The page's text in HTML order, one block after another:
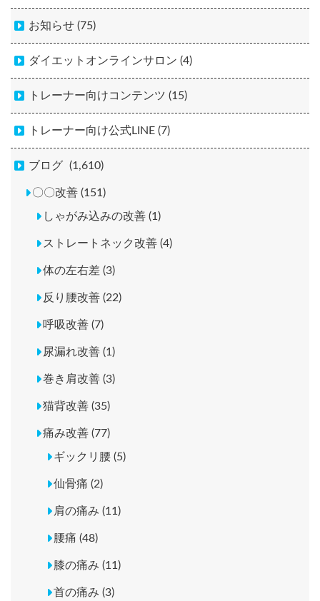
お知らせ (75)
ダイエットオンラインサロン (4)
トレーナー向けコンテンツ (15)
トレーナー向け公式LINE (7)
ブログ (1,610)
〇〇改善 (151)
しゃがみ込みの改善 (1)
ストレートネック改善 (4)
体の左右差 (3)
反り腰改善 (22)
呼吸改善 (7)
尿漏れ改善 (1)
巻き肩改善 (3)
猫背改善 (35)
痛み改善 (77)
ギックリ腰 (5)
仙骨痛 (2)
肩の痛み (11)
腰痛 (48)
膝の痛み (11)
首の痛み (3)